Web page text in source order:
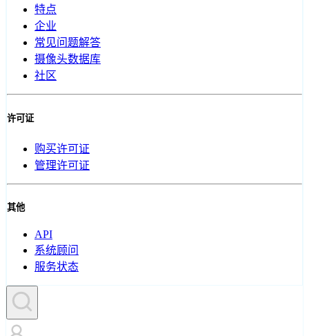
特点
企业
常见问题解答
摄像头数据库
社区
许可证
购买许可证
管理许可证
其他
API
系统顾问
服务状态